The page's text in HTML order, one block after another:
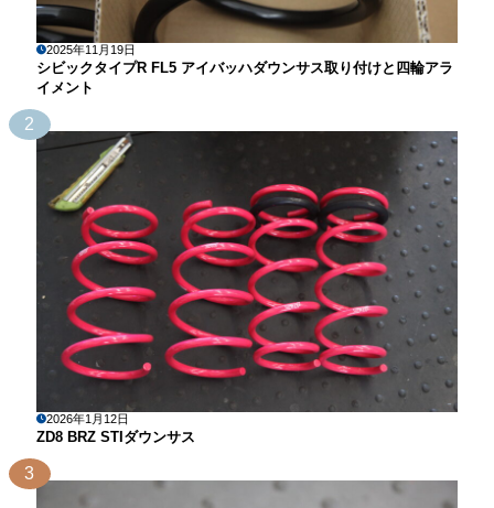
2025年11月19日
シビックタイプR FL5 アイバッハダウンサス取り付けと四輪アラ
イメント
2
2026年1月12日
ZD8 BRZ STIダウンサス
3